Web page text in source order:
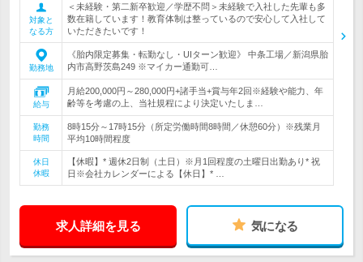
対象と
なる方
＜未経験・第二新卒歓迎／学歴不問＞未経験で入社した先輩も多
数在籍しています！教育体制は整っているので安心して入社して
いただきたいです！
勤務地
《胎内限定募集・転勤なし・UIターン歓迎》 中条工場／新潟県胎
内市高野茨島249 ※マイカー通勤可…
給与
月給200,000円～280,000円+諸手当+賞与年2回※経験や能力、年
齢等を考慮の上、当社規程により決定いたしま…
勤務
時間
8時15分～17時15分（所定労働時間8時間／休憩60分）※残業月
平均10時間程度
休日
休暇
【休暇】* 週休2日制（土日）※月1回程度の土曜日出勤あり* 祝
日※会社カレンダーによる【休日】* …
求人詳細を見る 気になる